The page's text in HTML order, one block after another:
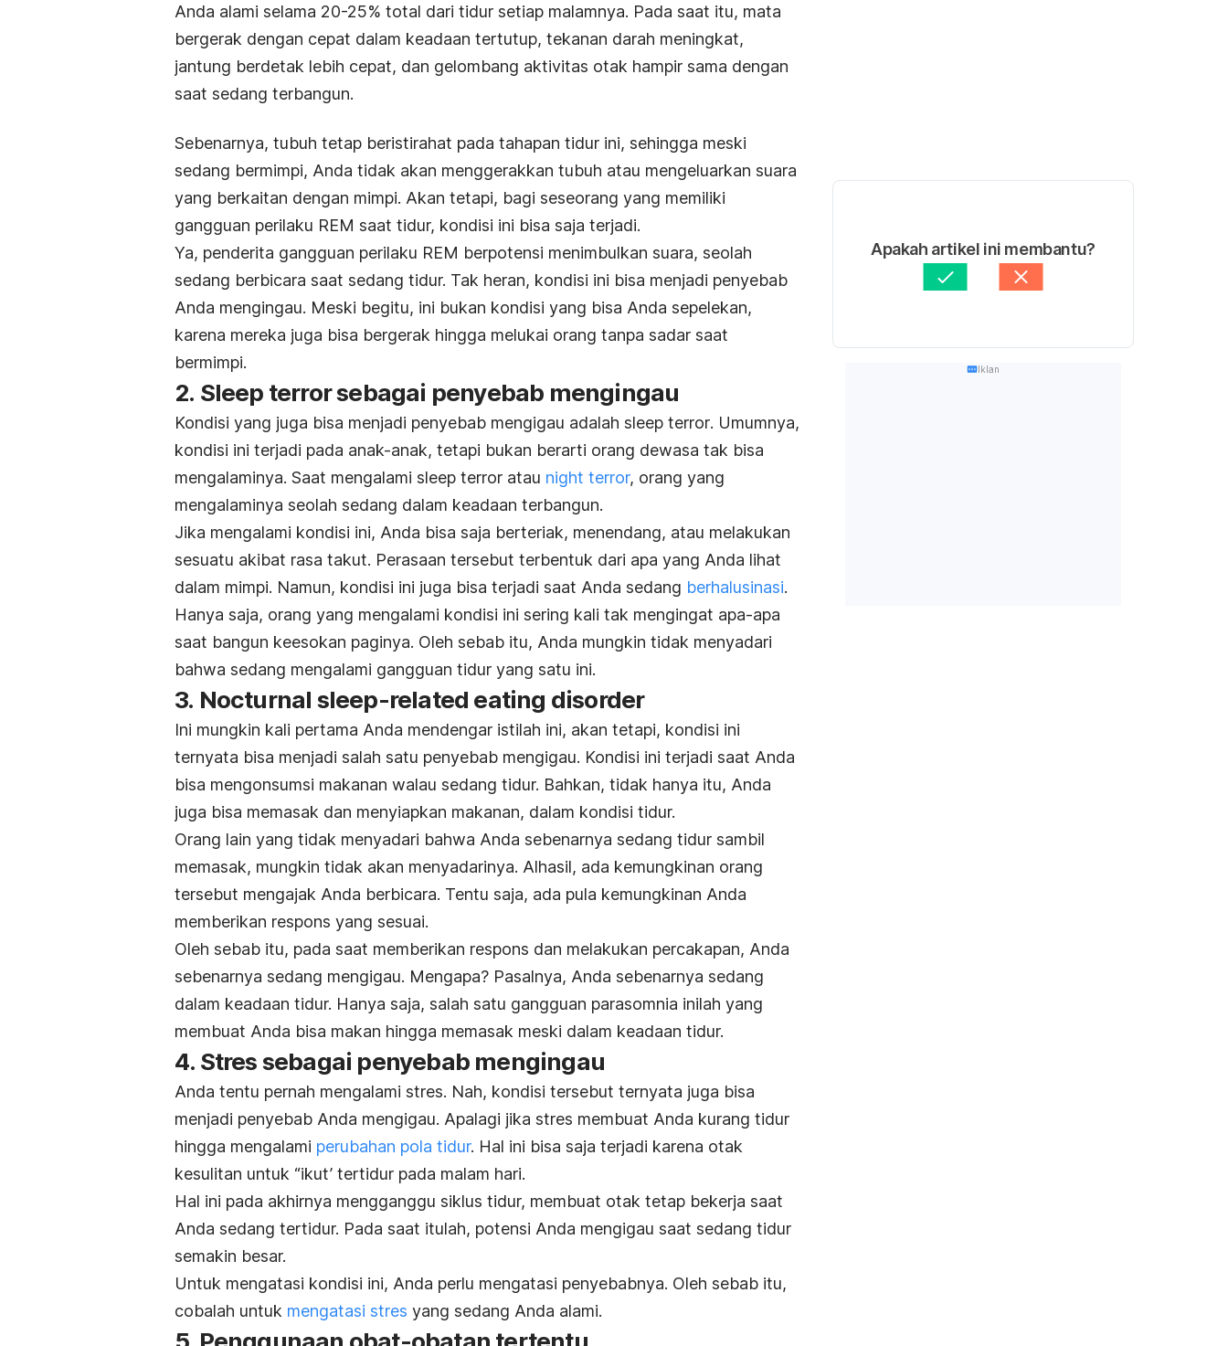
Anda alami selama 20-25% total dari tidur setiap malamnya. Pada saat itu, mata
bergerak dengan cepat dalam keadaan tertutup, tekanan darah meningkat,
jantung berdetak lebih cepat, dan gelombang aktivitas otak hampir sama dengan
saat sedang terbangun.
Sebenarnya, tubuh tetap beristirahat pada tahapan tidur ini, sehingga meski
sedang bermimpi, Anda tidak akan menggerakkan tubuh atau mengeluarkan suara
yang berkaitan dengan mimpi. Akan tetapi, bagi seseorang yang memiliki
gangguan perilaku REM saat tidur, kondisi ini bisa saja terjadi.
Ya, penderita gangguan perilaku REM berpotensi menimbulkan suara, seolah
sedang berbicara saat sedang tidur. Tak heran, kondisi ini bisa menjadi penyebab
Anda mengingau. Meski begitu, ini bukan kondisi yang bisa Anda sepelekan,
karena mereka juga bisa bergerak hingga melukai orang tanpa sadar saat
bermimpi.
2. Sleep terrorsebagai penyebab mengingau
Kondisi yang juga bisa menjadi penyebab mengigau adalah sleep terror. Umumnya,
kondisi ini terjadi pada anak-anak, tetapi bukan berarti orang dewasa tak bisa
mengalaminya. Saat mengalami sleep terror atau night terror, orang yang
mengalaminya seolah sedang dalam keadaan terbangun.
Jika mengalami kondisi ini, Anda bisa saja berteriak, menendang, atau melakukan
sesuatu akibat rasa takut. Perasaan tersebut terbentuk dari apa yang Anda lihat
dalam mimpi. Namun, kondisi ini juga bisa terjadi saat Anda sedang berhalusinasi.
Hanya saja, orang yang mengalami kondisi ini sering kali tak mengingat apa-apa
saat bangun keesokan paginya. Oleh sebab itu, Anda mungkin tidak menyadari
bahwa sedang mengalami gangguan tidur yang satu ini.
3. Nocturnal sleep-related eating disorder
Ini mungkin kali pertama Anda mendengar istilah ini, akan tetapi, kondisi ini
ternyata bisa menjadi salah satu penyebab mengigau. Kondisi ini terjadi saat Anda
bisa mengonsumsi makanan walau sedang tidur. Bahkan, tidak hanya itu, Anda
juga bisa memasak dan menyiapkan makanan, dalam kondisi tidur.
Orang lain yang tidak menyadari bahwa Anda sebenarnya sedang tidur sambil
memasak, mungkin tidak akan menyadarinya. Alhasil, ada kemungkinan orang
tersebut mengajak Anda berbicara. Tentu saja, ada pula kemungkinan Anda
memberikan respons yang sesuai.
Oleh sebab itu, pada saat memberikan respons dan melakukan percakapan, Anda
sebenarnya sedang mengigau. Mengapa? Pasalnya, Anda sebenarnya sedang
dalam keadaan tidur. Hanya saja, salah satu gangguan parasomnia inilah yang
membuat Anda bisa makan hingga memasak meski dalam keadaan tidur.
4. Stres sebagai penyebab mengingau
Anda tentu pernah mengalami stres. Nah, kondisi tersebut ternyata juga bisa
menjadi penyebab Anda mengigau. Apalagi jika stres membuat Anda kurang tidur
hingga mengalami perubahan pola tidur. Hal ini bisa saja terjadi karena otak
kesulitan untuk “ikut’ tertidur pada malam hari.
Hal ini pada akhirnya mengganggu siklus tidur, membuat otak tetap bekerja saat
Anda sedang tertidur. Pada saat itulah, potensi Anda mengigau saat sedang tidur
semakin besar.
Untuk mengatasi kondisi ini, Anda perlu mengatasi penyebabnya. Oleh sebab itu,
cobalah untuk mengatasi stres yang sedang Anda alami.
Apakah artikel ini membantu?
Iklan